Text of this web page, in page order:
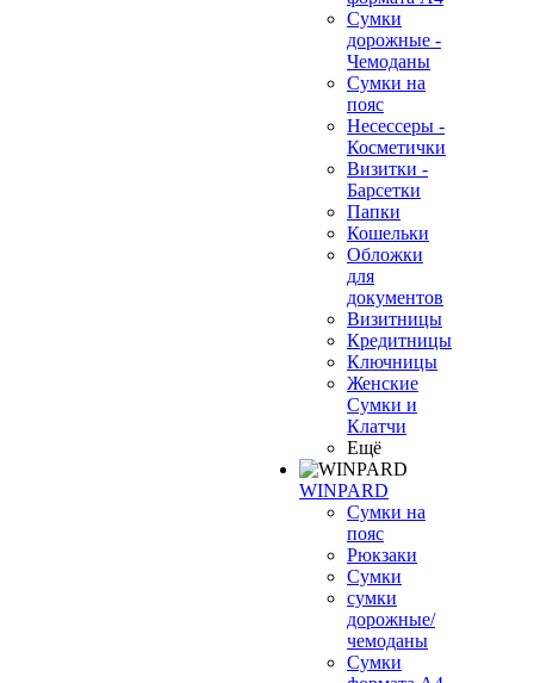
Сумки
дорожные -
Чемоданы
Сумки на
пояс
Несессеры -
Косметички
Визитки -
Барсетки
Папки
Кошельки
Обложки
для
документов
Визитницы
Кредитницы
Ключницы
Женские
Сумки и
Клатчи
Ещё
WINPARD
Сумки на
пояс
Рюкзаки
Сумки
сумки
дорожные/
чемоданы
Сумки